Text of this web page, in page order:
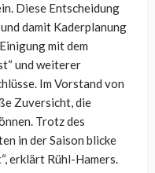
Diese Entscheidung
damit Kaderplanung
mit dem
und weiterer
Im Vorstand von
Zuversicht, die
Trotz des
in der Saison blicke
erklärt Rühl-Hamers.